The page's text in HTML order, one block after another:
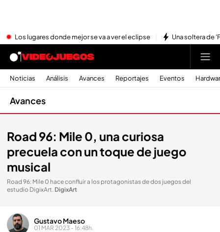
Los lugares donde mejor se va a ver el eclipse Una soltera de
Noticias Análisis Avances Reportajes Eventos
Avances
Road 96: Mile 0, una curiosa
precuela con un toque de juego
musical
Road 96: Mile 0 hace confluir a los protagonistas de dos juegos del
estudio DigixArt. DigixArt
Gustavo Maeso
01 MAR 2023 - 16:48h.